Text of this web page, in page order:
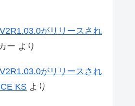
がリリースされ
ー より
がリリースされ
KS より